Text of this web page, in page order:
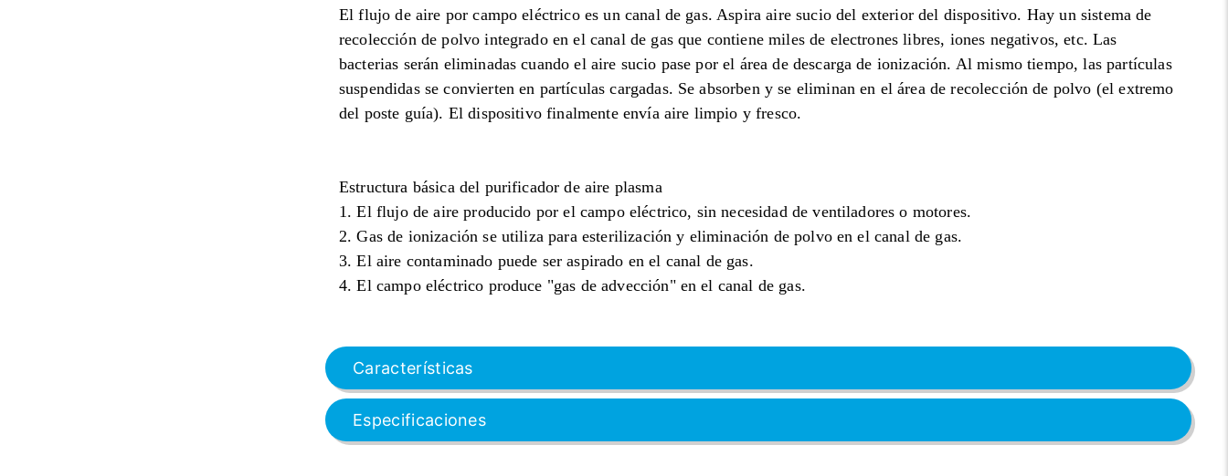
El flujo de aire por campo eléctrico es un canal de gas. Aspira aire sucio del exterior del dispositivo. Hay un sistema de
recolección de polvo integrado en el canal de gas que contiene miles de electrones libres, iones negativos, etc. Las
bacterias serán eliminadas cuando el aire sucio pase por el área de descarga de ionización. Al mismo tiempo, las partículas
suspendidas se convierten en partículas cargadas. Se absorben y se eliminan en el área de recolección de polvo (el extremo
del poste guía). El dispositivo finalmente envía aire limpio y fresco.
Estructura básica del purificador de aire plasma
1. El flujo de aire producido por el campo eléctrico, sin necesidad de ventiladores o motores.
2. Gas de ionización se utiliza para esterilización y eliminación de polvo en el canal de gas.
3. El aire contaminado puede ser aspirado en el canal de gas.
4. El campo eléctrico produce "gas de advección" en el canal de gas.
Características
Especificaciones